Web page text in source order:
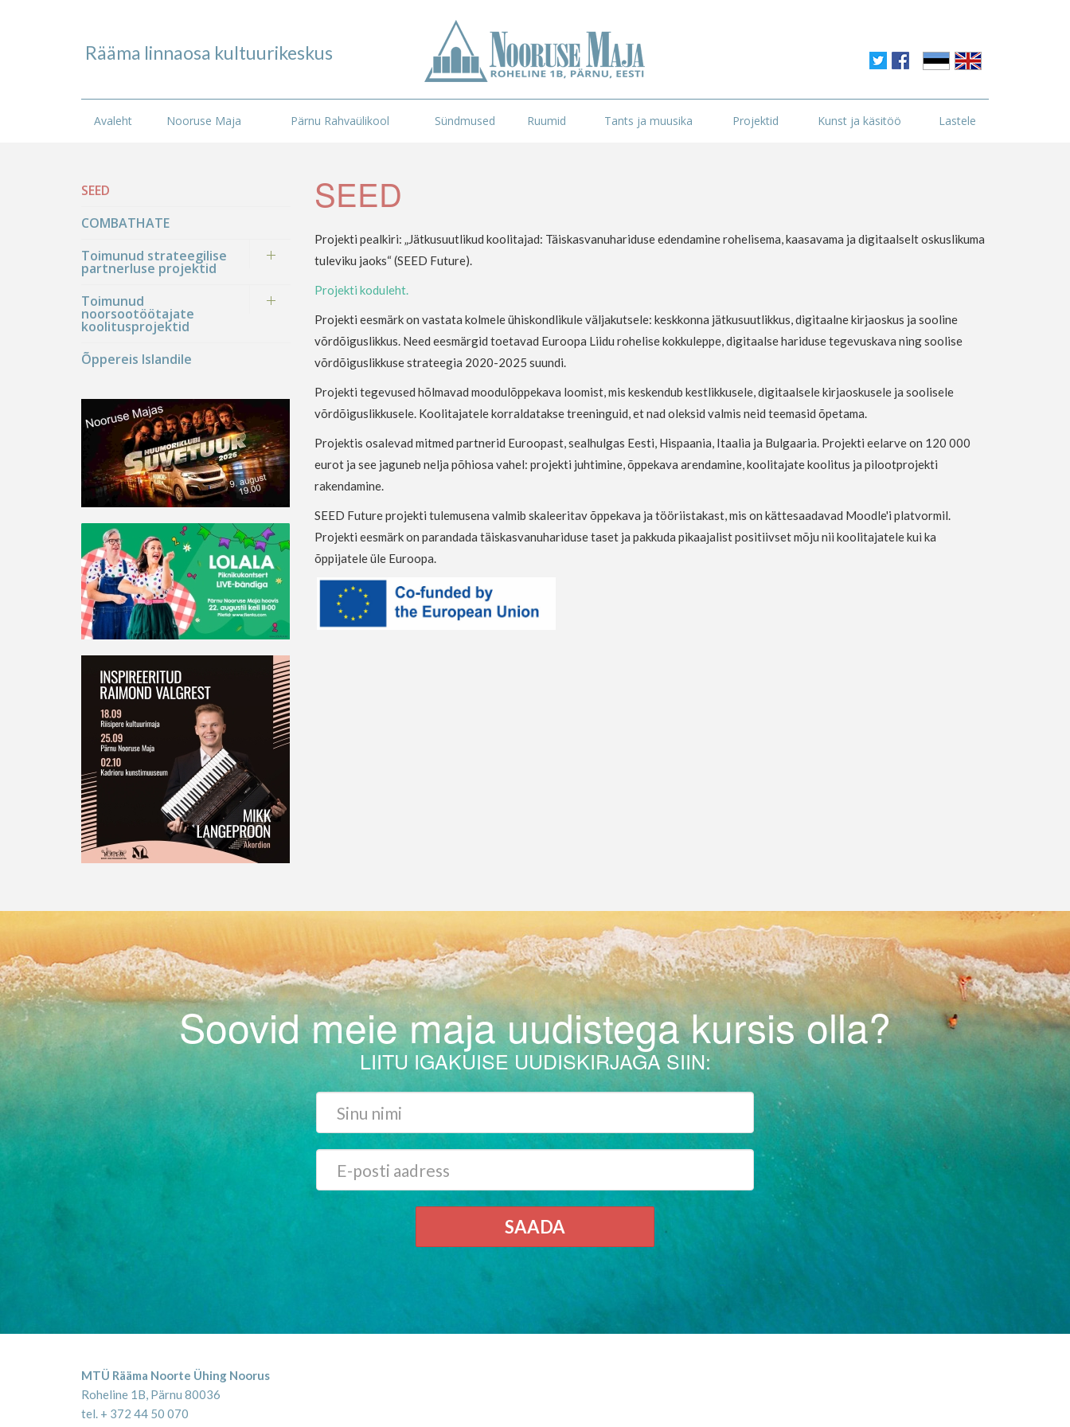
Rääma linnaosa kultuurikeskus
Avaleht Nooruse Maja Pärnu Rahvaülikool Sündmused Ruumid Tants ja muusika Projektid Kunst ja käsitöö Lastele
SEED
Projekti pealkiri: „Jätkusuutlikud koolitajad: Täiskasvanuhariduse edendamine rohelisema, kaasavama ja digitaalselt oskuslikuma
tuleviku jaoks“ (SEED Future).
Projekti koduleht.
Projekti eesmärk on vastata kolmele ühiskondlikule väljakutsele: keskkonna jätkusuutlikkus, digitaalne kirjaoskus ja sooline
võrdõiguslikkus. Need eesmärgid toetavad Euroopa Liidu rohelise kokkuleppe, digitaalse hariduse tegevuskava ning soolise
võrdõiguslikkuse strateegia 2020-2025 suundi.
Projekti tegevused hõlmavad moodulõppekava loomist, mis keskendub kestlikkusele, digitaalsele kirjaoskusele ja soolisele
võrdõiguslikkusele. Koolitajatele korraldatakse treeninguid, et nad oleksid valmis neid teemasid õpetama.
Projektis osalevad mitmed partnerid Euroopast, sealhulgas Eesti, Hispaania, Itaalia ja Bulgaaria. Projekti eelarve on 120 000
eurot ja see jaguneb nelja põhiosa vahel: projekti juhtimine, õppekava arendamine, koolitajate koolitus ja pilootprojekti
rakendamine.
SEED Future projekti tulemusena valmib skaleeritav õppekava ja tööriistakast, mis on kättesaadavad Moodle'i platvormil.
Projekti eesmärk on parandada täiskasvanuhariduse taset ja pakkuda pikaajalist positiivset mõju nii koolitajatele kui ka
õppijatele üle Euroopa.
SEED
COMBATHATE
Toimunud strateegilise
partnerluse projektid
Toimunud
noorsootöötajate
koolitusprojektid
Õppereis Islandile
Soovid meie maja uudistega kursis olla?
LIITU IGAKUISE UUDISKIRJAGA SIIN:
SAADA
MTÜ Rääma Noorte Ühing Noorus
Roheline 1B, Pärnu 80036
tel. + 372 44 50 070